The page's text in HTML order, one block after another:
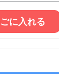
に入れる